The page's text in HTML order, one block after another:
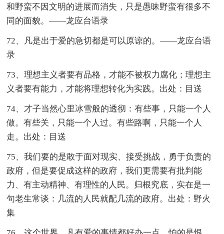
和野蛮不因文明的进展而消失，只是愚昧野蛮有很多不
同的面貌。——龙应台语录
72、凡是出于爱的急切都是可以原谅的。——龙应台语
录
73、理想主义者要有品格，才能不被权力腐化；理想主
义者要有能力，才能将理想转化为实践。出处：目送
74、才子当然心里冰雪般的透彻：有些事，只能一个人
做。有些关，只能一个人过。有些路啊，只能一个人
走。出处：目送
75、我们要的是敢于面对现实、接受挑战，勇于负责的
政府，但是要促成这样的政府，我们更需要有批判能
力、有主动精神、有理性的人民。归根究底，实在是一
句老生常谈：几流的人民就配几流的政府。出处：野火
集